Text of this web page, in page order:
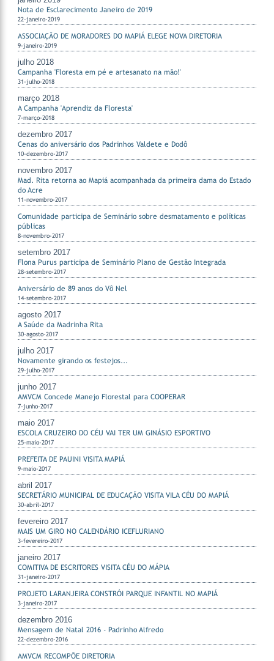
Nota de Esclarecimento Janeiro de 2019
22-janeiro-2019
ASSOCIAÇÃO DE MORADORES DO MAPIÁ ELEGE NOVA DIRETORIA
9-janeiro-2019
julho 2018
Campanha 'Floresta em pé e artesanato na mão!'
31-julho-2018
março 2018
A Campanha 'Aprendiz da Floresta'
7-março-2018
dezembro 2017
Cenas do aniversário dos Padrinhos Valdete e Dodô
10-dezembro-2017
novembro 2017
Mad. Rita retorna ao Mapiá acompanhada da primeira dama do Estado
do Acre
11-novembro-2017
Comunidade participa de Seminário sobre desmatamento e políticas
públicas
8-novembro-2017
setembro 2017
Flona Purus participa de Seminário Plano de Gestão Integrada
28-setembro-2017
Aniversário de 89 anos do Vô Nel
14-setembro-2017
agosto 2017
A Saúde da Madrinha Rita
30-agosto-2017
julho 2017
Novamente girando os festejos...
29-julho-2017
junho 2017
AMVCM Concede Manejo Florestal para COOPERAR
7-junho-2017
maio 2017
ESCOLA CRUZEIRO DO CÉU VAI TER UM GINÁSIO ESPORTIVO
25-maio-2017
PREFEITA DE PAUINI VISITA MAPIÁ
9-maio-2017
abril 2017
SECRETÁRIO MUNICIPAL DE EDUCAÇÃO VISITA VILA CÉU DO MAPIÁ
30-abril-2017
fevereiro 2017
MAIS UM GIRO NO CALENDÁRIO ICEFLURIANO
3-fevereiro-2017
janeiro 2017
COMITIVA DE ESCRITORES VISITA CÉU DO MÁPIA
31-janeiro-2017
PROJETO LARANJEIRA CONSTRÓI PARQUE INFANTIL NO MAPIÁ
3-janeiro-2017
dezembro 2016
Mensagem de Natal 2016 - Padrinho Alfredo
22-dezembro-2016
AMVCM RECOMPÕE DIRETORIA